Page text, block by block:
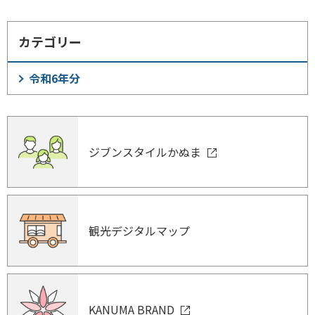
カテゴリー
令和6年分
ジブンスタイルかぬま
観光デジタルマップ
KANUMA BRAND